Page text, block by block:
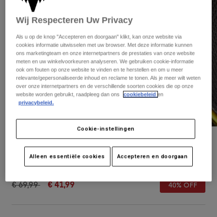
Broeken
Korte broeken
Jassen
Handschoenen
Brillen
Accessoires
Handschoenen
Jassen
Protections
Brillen
Tassen & Accessoires
Overhemden
Women
T-Shirts & Tops
Hoodies en truien
Jassen
Leggings & Broeken
Alles bekijken
Beschermers
Brillen
Socks
Alles bekijken
Moto
Pants
Boots
Helm Flight Silver Metal
Price reduced from
€ 69,99to€ 41,99 40% OFF
Wij Respecteren Uw Privacy
Als u op de knop "Accepteren en doorgaan" klikt, kan onze website via
cookies informatie uitwisselen met uw browser. Met deze informatie kunnen
ons marketingteam en onze internetpartners de prestaties van onze website
meten en uw winkelvoorkeuren analyseren. We gebruiken cookie-informatie
ook om fouten op onze website te vinden en te herstellen en om u meer
relevante/gepersonaliseerde inhoud en reclame te tonen. Als je meer wilt weten
over onze internetpartners en de verschillende soorten cookies die op onze
website worden gebruikt, raadpleeg dan ons
cookiebeleid en
privacybeleid.
Cookie-instellingen
Alleen essentiële cookies Accepteren en doorgaan